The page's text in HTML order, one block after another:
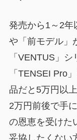
発売から1～2年
や「前モデル」
「VENTUS」
「TENSEI Pro
品だと5万円以
2万円前後で手
の恩恵を受けた
妥協したくない